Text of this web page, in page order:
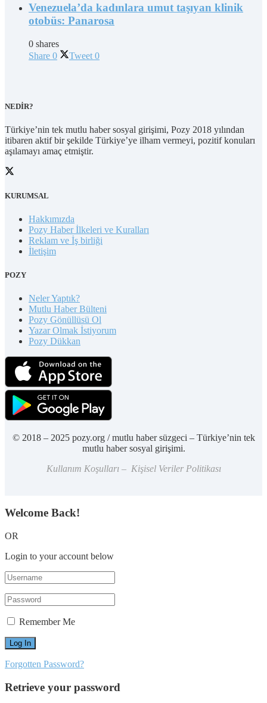
Venezuela’da kadınlara umut taşıyan klinik
otobüs: Panarosa
0 shares
Share 0 Tweet 0
NEDİR?
Türkiye’nin tek mutlu haber sosyal girişimi, Pozy 2018 yılından
itibaren aktif bir şekilde Türkiye’ye ilham vermeyi, pozitif konuları
aşılamayı amaç etmiştir.
KURUMSAL
Hakkımızda
Pozy Haber İlkeleri ve Kuralları
Reklam ve İş birliği
İletişim
POZY
Neler Yaptık?
Mutlu Haber Bülteni
Pozy Gönüllüsü Ol
Yazar Olmak İstiyorum
Pozy Dükkan
© 2018 – 2025 pozy.org / mutlu haber süzgeci – Türkiye’nin tek
mutlu haber sosyal girişimi.
Kullanım Koşulları – Kişisel Veriler Politikası
Welcome Back!
OR
Login to your account below
Remember Me
Forgotten Password?
Retrieve your password